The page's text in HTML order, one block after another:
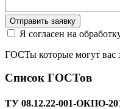
Отправить заявку
Я согласен на
ГОСТы которые могут вас
Список ГОСТов
ТУ 08.12.22-001-ОКПО-